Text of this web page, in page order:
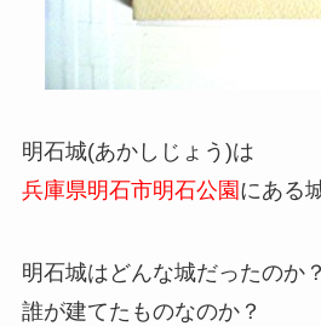
明石城(あかしじょう)は
兵庫県明石市明石公園 にある
明石城はどんな城だったのか？
誰が建てたものなのか？